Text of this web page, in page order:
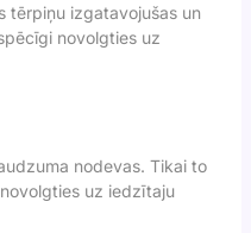
tērpiņu izgatavojušas un
novolgties uz
nodevas. Tikai to
uz iedzītaju